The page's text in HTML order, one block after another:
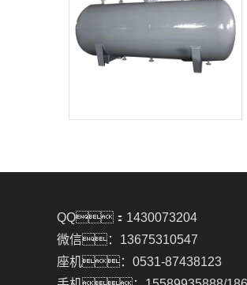
QQ：1430073204
微信：13675310547
座机：0531-87438123